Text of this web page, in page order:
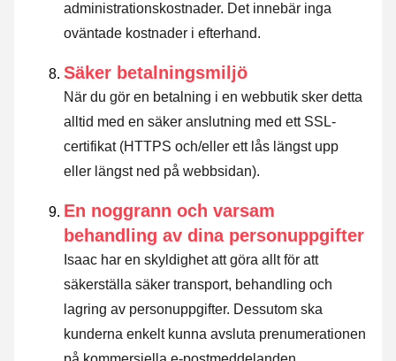
administrationskostnader. Det innebär inga
oväntade kostnader i efterhand.
Säker betalningsmiljö
När du gör en betalning i en webbutik sker detta
alltid med en säker anslutning med ett SSL-
certifikat (HTTPS och/eller ett lås längst upp
eller längst ned på webbsidan).
En noggrann och varsam
behandling av dina personuppgifter
Isaac har en skyldighet att göra allt för att
säkerställa säker transport, behandling och
lagring av personuppgifter. Dessutom ska
kunderna enkelt kunna avsluta prenumerationen